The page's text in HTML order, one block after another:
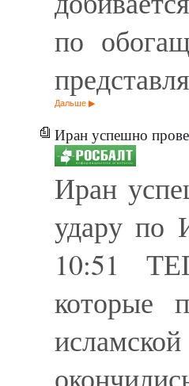
по
Дальше
Иран успешно провел
Иран
удару по
10:51
которые